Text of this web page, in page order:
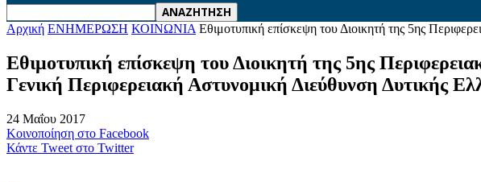
Αρχική ΕΝΗΜΕΡΩΣΗ ΚΟΙΝΩΝΙΑ Εθιμοτυπική επίσκεψη του Διοικητή της 5ης
Εθιμοτυπική επίσκεψη του Διοικητή της 5ης
Γενική Περιφερειακή Αστυνομική Διεύθυνση Δυτικής
24 Μαΐου 2017
Κοινοποίηση στο Facebook
Κάντε Tweet στο Twitter